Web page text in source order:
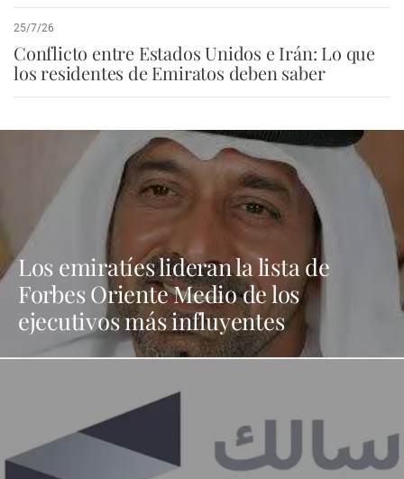
25/7/26
Conflicto entre Estados Unidos e Irán: Lo que
los residentes de Emiratos deben saber
Los emiratíes lideran la lista de
Forbes Oriente Medio de los
ejecutivos más influyentes